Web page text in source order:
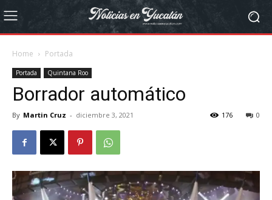
Home Portada
Portada Quintana Roo
Borrador automático
By Martin Cruz - diciembre 3, 2021 0
176